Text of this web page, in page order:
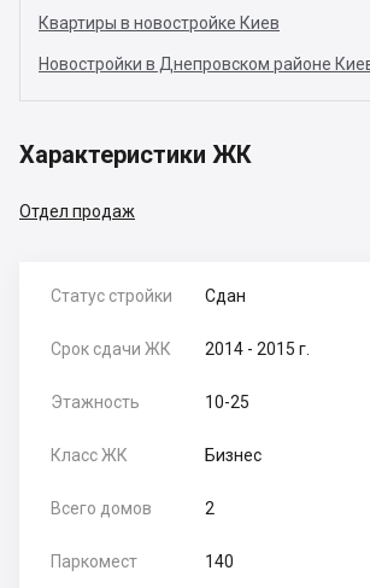
Квартиры в новостройке Киев
Новостройки в Днепровском районе
Характеристики ЖК
Отдел продаж
Статус стройки Сдан
Срок сдачи ЖК 2014 - 2015 г.
Этажность 10-25
Класс ЖК Бизнес
Всего домов 2
Паркомест 140